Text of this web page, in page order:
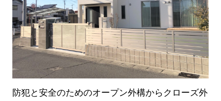
防犯と安全のためのオープン外構からクローズ外